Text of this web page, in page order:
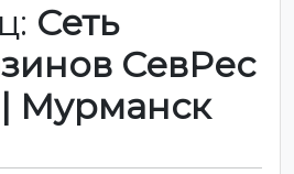
Сеть
СевРес
Мурманск